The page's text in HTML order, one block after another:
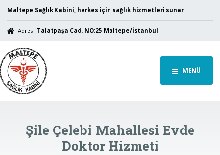
Maltepe Sağlık Kabini, herkes için sağlık hizmetleri sunar
Adres: Talatpaşa Cad. NO:25 Maltepe/İstanbul
MENÜ
Şile Çelebi Mahallesi Evde
Doktor Hizmeti